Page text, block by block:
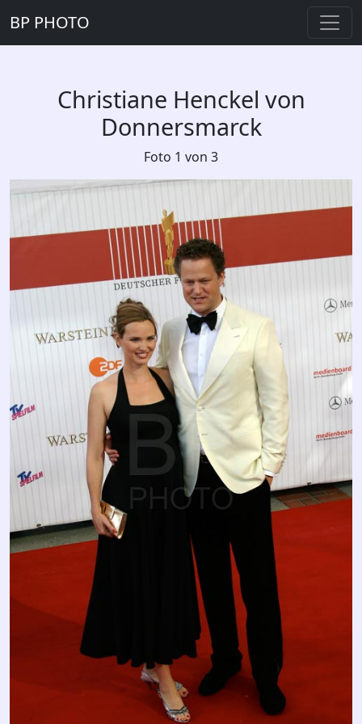
BP PHOTO
Christiane Henckel von
Donnersmarck
Foto 1 von 3